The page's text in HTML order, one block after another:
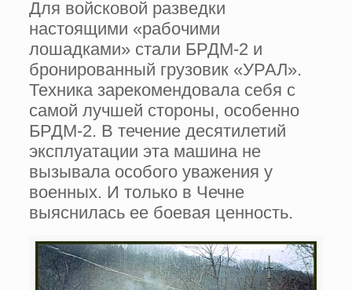
Для войсковой разведки
настоящими «рабочими
лошадками» стали БРДМ-2 и
бронированный грузовик «УРАЛ».
Техника зарекомендовала себя с
самой лучшей стороны, особенно
БРДМ-2. В течение десятилетий
эксплуатации эта машина не
вызывала особого уважения у
военных. И только в Чечне
выяснилась ее боевая ценность.